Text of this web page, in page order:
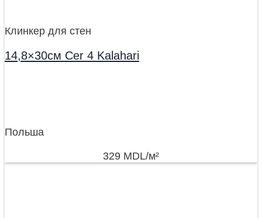
Клинкер для стен
14,8×30см Cer 4 Kalahari
Польша
329 MDL/м²